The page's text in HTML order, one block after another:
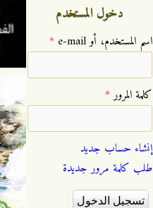
دخول المستخدم
‏اسم المستخدم، أو e-mail ‏ *
‏كلمة المرور ‏*
إنشاء حساب جديد
طلب كلمة مرور جديدة